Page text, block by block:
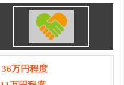
36万円程度